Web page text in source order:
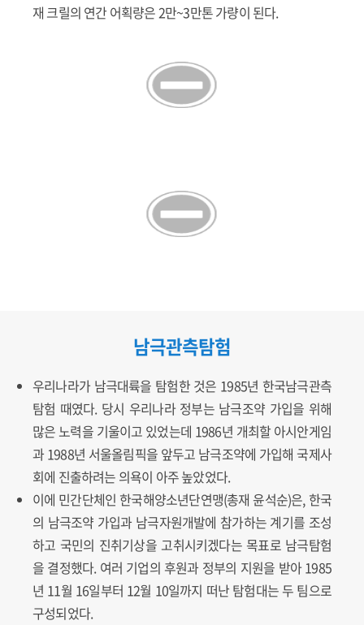
재 크릴의 연간 어획량은 2만~3만톤 가량이 된다.
남극관측탐험
우리나라가 남극대륙을 탐험한 것은 1985년 한국남극관측
탐험 때였다. 당시 우리나라 정부는 남극조약 가입을 위해
많은 노력을 기울이고 있었는데 1986년 개최할 아시안게임
과 1988년 서울올림픽을 앞두고 남극조약에 가입해 국제사
회에 진출하려는 의욕이 아주 높았었다.
이에 민간단체인 한국해양소년단연맹(총재 윤석순)은, 한국
의 남극조약 가입과 남극자원개발에 참가하는 계기를 조성
하고 국민의 진취기상을 고취시키겠다는 목표로 남극탐험
을 결정했다. 여러 기업의 후원과 정부의 지원을 받아 1985
년 11월 16일부터 12월 10일까지 떠난 탐험대는 두 팀으로
구성되었다.